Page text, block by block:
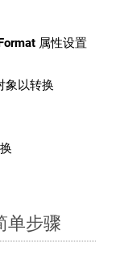
属性设置
象以转换
单步骤